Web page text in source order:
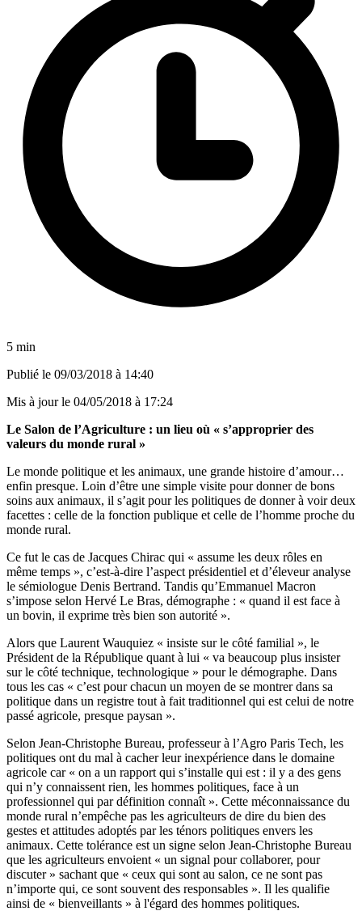
5 min
Publié le 09/03/2018 à 14:40
Mis à jour le 04/05/2018 à 17:24
Le Salon de l’Agriculture : un lieu où « s’approprier des
valeurs du monde rural »
Le monde politique et les animaux, une grande histoire d’amour…
enfin presque. Loin d’être une simple visite pour donner de bons
soins aux animaux, il s’agit pour les politiques de donner à voir deux
facettes : celle de la fonction publique et celle de l’homme proche du
monde rural.
Ce fut le cas de Jacques Chirac qui « assume les deux rôles en
même temps », c’est-à-dire l’aspect présidentiel et d’éleveur analyse
le sémiologue Denis Bertrand. Tandis qu’Emmanuel Macron
s’impose selon Hervé Le Bras, démographe : « quand il est face à
un bovin, il exprime très bien son autorité ».
Alors que Laurent Wauquiez « insiste sur le côté familial », le
Président de la République quant à lui « va beaucoup plus insister
sur le côté technique, technologique » pour le démographe. Dans
tous les cas « c’est pour chacun un moyen de se montrer dans sa
politique dans un registre tout à fait traditionnel qui est celui de notre
passé agricole, presque paysan ».
Selon Jean-Christophe Bureau, professeur à l’Agro Paris Tech, les
politiques ont du mal à cacher leur inexpérience dans le domaine
agricole car « on a un rapport qui s’installe qui est : il y a des gens
qui n’y connaissent rien, les hommes politiques, face à un
professionnel qui par définition connaît ». Cette méconnaissance du
monde rural n’empêche pas les agriculteurs de dire du bien des
gestes et attitudes adoptés par les ténors politiques envers les
animaux. Cette tolérance est un signe selon Jean-Christophe Bureau
que les agriculteurs envoient « un signal pour collaborer, pour
discuter » sachant que « ceux qui sont au salon, ce ne sont pas
n’importe qui, ce sont souvent des responsables ». Il les qualifie
ainsi de « bienveillants » à l'égard des hommes politiques.